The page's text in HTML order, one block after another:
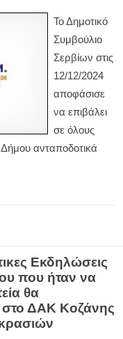
Το Δημοτικό
Συμβούλιο
Σερβίων στις
12/12/2024
αποφάσισε
να επιβάλει
σε όλους
ανταποδοτικά
Εκδηλώσεις
που ήταν να
θα
στο ΔΑΚ Κοζάνης